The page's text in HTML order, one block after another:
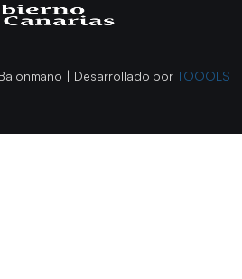
| Desarrollado porTOOOLS